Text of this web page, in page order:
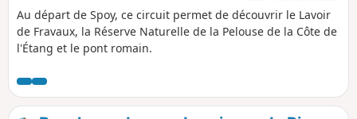
Au départ de Spoy, ce circuit permet de découvrir le Lavoir
de Fravaux, la Réserve Naturelle de la Pelouse de la Côte de
l'Étang et le pont romain.